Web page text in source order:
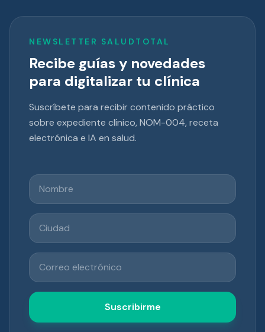
NEWSLETTER SALUDTOTAL
Recibe guías y novedades
para digitalizar tu clínica
Suscríbete para recibir contenido práctico
sobre expediente clínico, NOM-004, receta
electrónica e IA en salud.
Nombre
Ciudad
Correo electrónico
Suscribirme